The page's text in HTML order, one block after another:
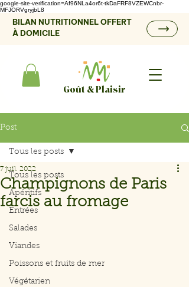
google-site-verification=Af96NLa4or6t-tkDaFRF8VZEWCnbr-
MFJORVgryjbL8
BILAN NUTRITIONNEL OFFERT
À DOMICILE
Goût & Plaisir
Post
Tous les posts
Apéritifs
Entrées
Salades
Viandes
Poissons et fruits de mer
Végétarien
Tous les posts
Champignons de Paris
farcis au fromage
7 juil. 2022